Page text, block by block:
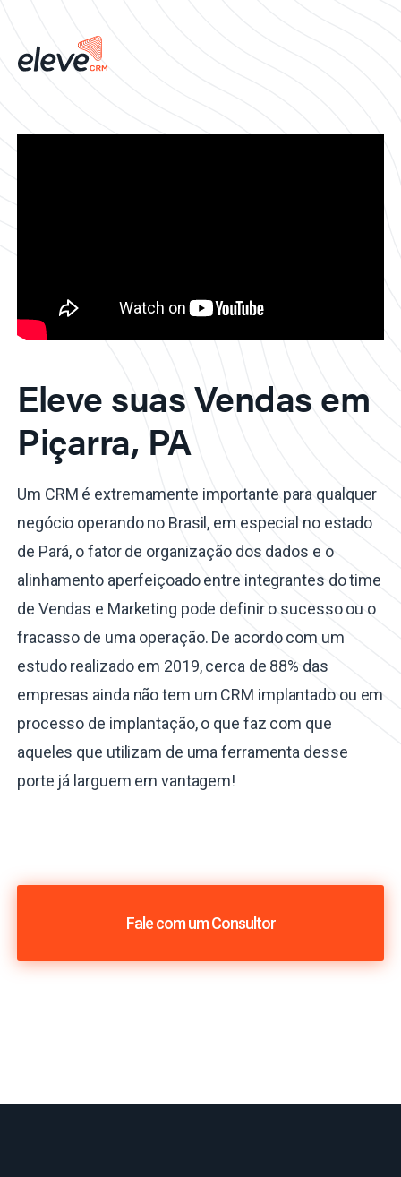
Eleve suas Vendas em
Piçarra, PA
Um CRM é extremamente importante para qualquer
negócio operando no Brasil, em especial no estado
de Pará, o fator de organização dos dados e o
alinhamento aperfeiçoado entre integrantes do time
de Vendas e Marketing pode definir o sucesso ou o
fracasso de uma operação. De acordo com um
estudo realizado em 2019, cerca de 88% das
empresas ainda não tem um CRM implantado ou em
processo de implantação, o que faz com que
aqueles que utilizam de uma ferramenta desse
porte já larguem em vantagem!
Fale com um Consultor